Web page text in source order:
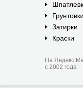
Грунтовки
Затирки
Краски
На
с 2002 года